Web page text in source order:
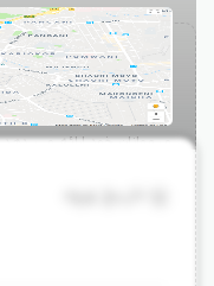
هتل سیتی مکس البرشا
هتل 3 ستاره در مقابل
اتاق های هتل دارای